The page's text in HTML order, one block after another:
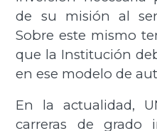
de su misión al
Sobre este mismo
que la Institución
en ese modelo de
En la actualidad,
carreras de grado